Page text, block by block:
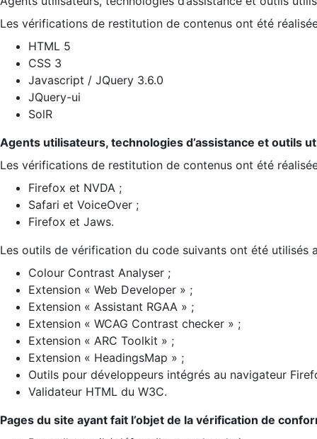
Les vérifications de restitution de contenus ont été
HTML 5
CSS 3
Javascript / JQuery 3.6.0
JQuery-ui
SolR
Agents utilisateurs, technologies d’assistance et outils
Les vérifications de restitution de contenus ont été
Firefox et NVDA ;
Safari et VoiceOver ;
Firefox et Jaws.
Les outils de vérification du code suivants ont été utilisés
Colour Contrast Analyser ;
Extension « Web Developer » ;
Extension « Assistant RGAA » ;
Extension « WCAG Contrast checker » ;
Extension « ARC Toolkit » ;
Extension « HeadingsMap » ;
Outils pour développeurs intégrés au navigateur
Validateur HTML du W3C.
Pages du site ayant fait l’objet de la vérification de